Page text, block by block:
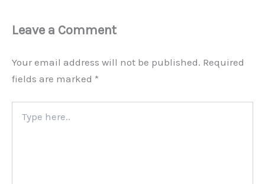
Leave a Comment
Your email address will not be published. Required
fields are marked *
here..